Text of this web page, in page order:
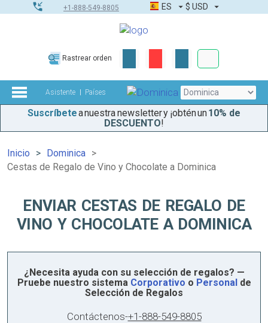
+1-888-549-8805 ES $ USD
Rastrear orden
Asistente Países
Suscríbetea nuestra newsletter y ¡obtén un10% de
DESCUENTO!
Inicio
Dominica
Cestas de Regalo de Vino y Chocolate a Dominica
ENVIAR CESTAS DE REGALO DE
VINO Y CHOCOLATE A DOMINICA
¿Necesita ayuda con su selección de regalos? —
Pruebe nuestro sistema Corporativo o Personalde
Selección de Regalos
Contáctenos-+1-888-549-8805